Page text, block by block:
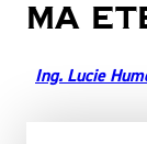
Ma
Ing. Lucie